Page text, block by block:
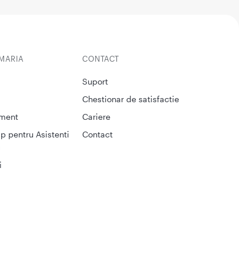
CONTACT
Suport
Chestionar de satisfactie
Cariere
Contact
pentru Asistenti